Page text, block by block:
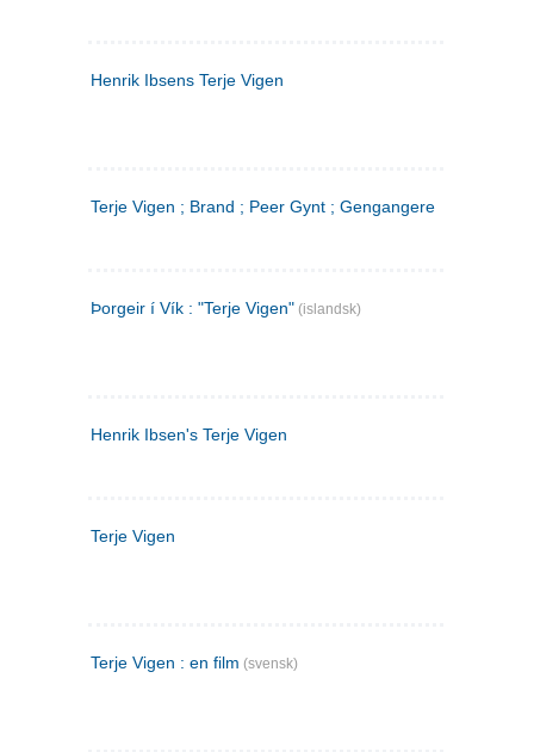
Henrik Ibsens Terje Vigen
Terje Vigen ; Brand ; Peer Gynt ; Gengangere
Þorgeir í Vík : "Terje Vigen" (islandsk)
Henrik Ibsen's Terje Vigen
Terje Vigen
Terje Vigen : en film (svensk)